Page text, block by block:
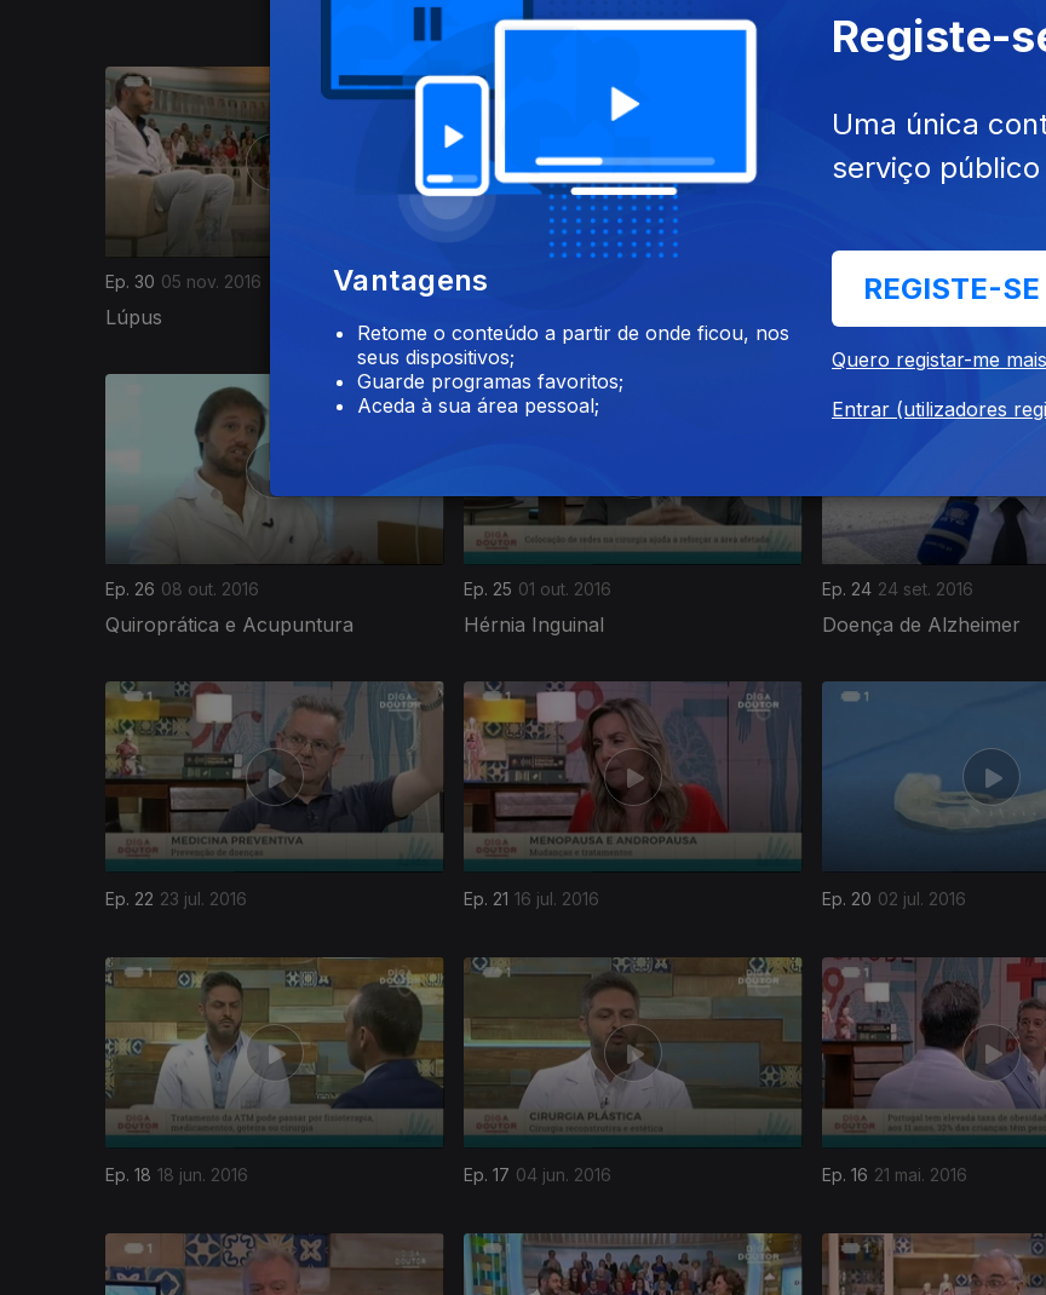
Ep. 30 05 nov. 2016
Lúpus
Ep. 29 Ep. 28 22 out. 2016
Cancro Colo-Rectal
Ep. 26 08 out. 2016
Quiroprática e Acupuntura
Ep. 25 01 out. 2016
Hérnia Inguinal
Ep. 24 24 set. 2016
Doença de Alzheimer
Ep. 22 23 jul. 2016 Ep. 21 16 jul. 2016 Ep. 20 02 jul. 2016
241098
Ep. 18 18 jun. 2016 Ep. 17 04 jun. 2016 Ep. 16 21 mai. 2016
Vantagens
Retome o conteúdo a partir de onde ficou, nos
seus dispositivos;
Guarde programas favoritos;
Aceda à sua área pessoal;
Registe-
Uma única
serviço
REGISTE-
Quero registar-me
Entrar (utilizadores